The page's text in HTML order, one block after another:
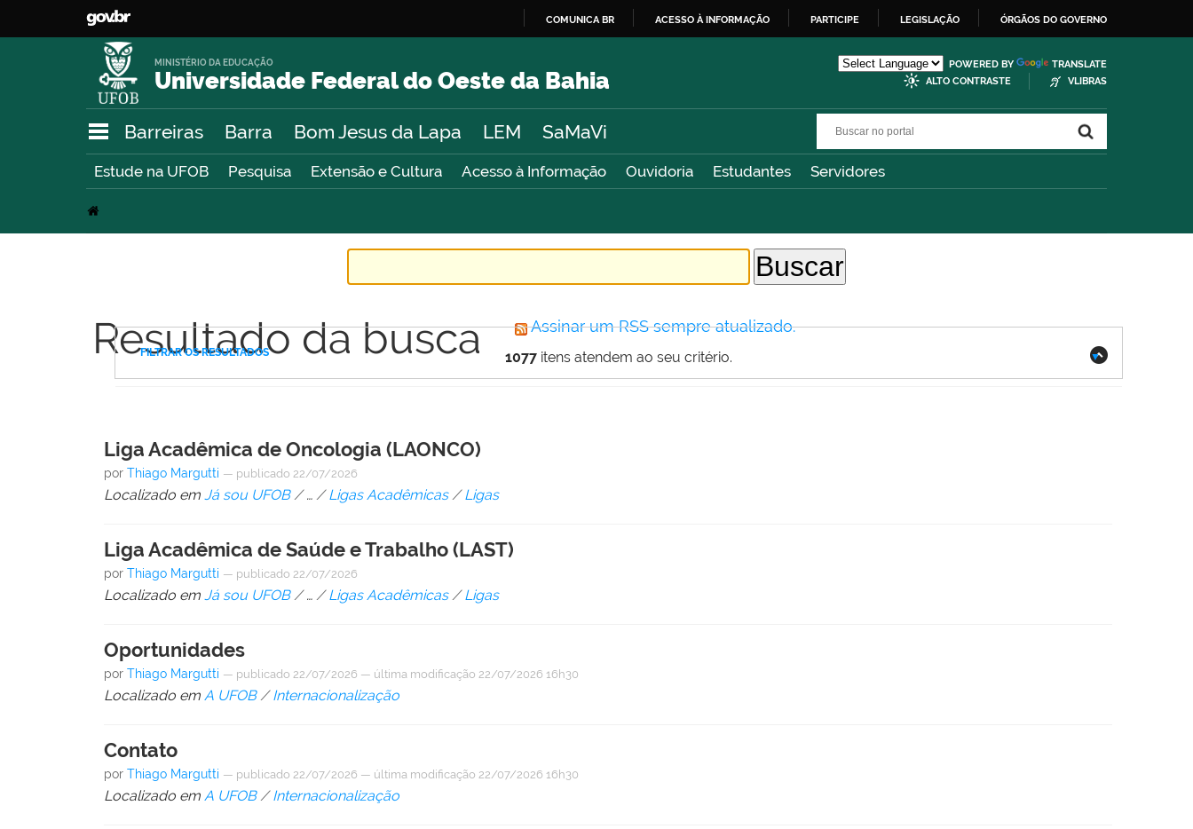
O
COMUNICA BR ACESSO À INFORMAÇÃO PARTICIPE LEGISLAÇÃO ÓRGÃOS DO GOVERNO
Universidade Federal do Oeste da Bahia
MINISTÉRIO DA EDUCAÇÃO POWERED BY
TRANSLATE
ALTO CONTRASTE
VLIBRAS
Barreiras Barra Bom Jesus da Lapa LEM SaMaVi
Estude na UFOB Pesquisa Extensão e Cultura Acesso à Informação Ouvidoria Estudantes Servidores
Resultado da busca Assinar um RSS sempre atualizado.
1077 itens atendem ao seu critério.
FILTRAR OS RESULTADOS
Liga Acadêmica de Oncologia (LAONCO)
porThiago Margutti — publicado 22/07/2026
Localizado em Já sou UFOB /…/Ligas Acadêmicas /Ligas
Liga Acadêmica de Saúde e Trabalho (LAST)
porThiago Margutti — publicado 22/07/2026
Localizado em Já sou UFOB /…/Ligas Acadêmicas /Ligas
Oportunidades
porThiago Margutti — publicado 22/07/2026 — última modificação 22/07/2026 16h30
Localizado em A UFOB /Internacionalização
Contato
porThiago Margutti — publicado 22/07/2026 — última modificação 22/07/2026 16h30
Localizado em A UFOB /Internacionalização